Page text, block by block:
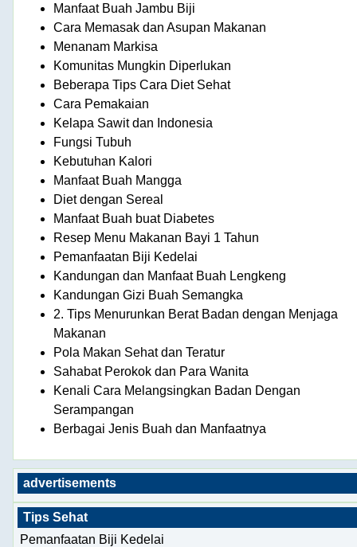
Manfaat Buah Jambu Biji
Cara Memasak dan Asupan Makanan
Menanam Markisa
Komunitas Mungkin Diperlukan
Beberapa Tips Cara Diet Sehat
Cara Pemakaian
Kelapa Sawit dan Indonesia
Fungsi Tubuh
Kebutuhan Kalori
Manfaat Buah Mangga
Diet dengan Sereal
Manfaat Buah buat Diabetes
Resep Menu Makanan Bayi 1 Tahun
Pemanfaatan Biji Kedelai
Kandungan dan Manfaat Buah Lengkeng
Kandungan Gizi Buah Semangka
2. Tips Menurunkan Berat Badan dengan Menjaga
Makanan
Pola Makan Sehat dan Teratur
Sahabat Perokok dan Para Wanita
Kenali Cara Melangsingkan Badan Dengan
Serampangan
Berbagai Jenis Buah dan Manfaatnya
advertisements
Tips Sehat
Pemanfaatan Biji Kedelai